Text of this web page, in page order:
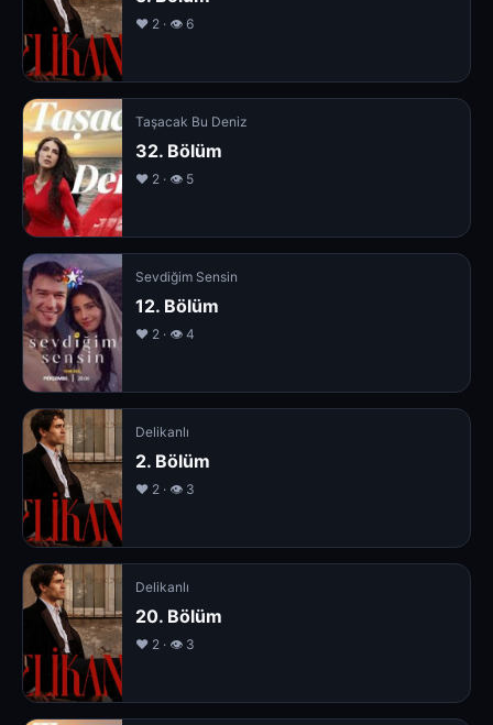
❤️ 2 · 👁 6
Taşacak Bu Deniz
32. Bölüm
❤️ 2 · 👁 5
Sevdiğim Sensin
12. Bölüm
❤️ 2 · 👁 4
Delikanlı
2. Bölüm
❤️ 2 · 👁 3
Delikanlı
20. Bölüm
❤️ 2 · 👁 3